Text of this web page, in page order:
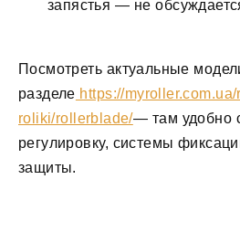
запястья — не
Посмотреть актуальные
разделе https://
roliki/rollerblade/— там удобно
регулировку, системы
защиты.